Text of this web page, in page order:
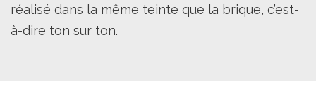
réalisé dans la même teinte que la brique, c’est-
à-dire ton sur ton.